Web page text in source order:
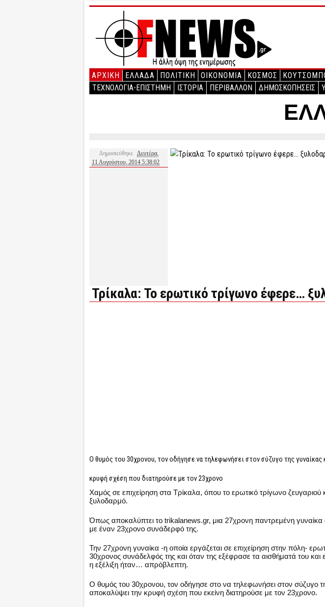
ΑΡΧΙΚΉ ΕΛΛΑΔΑ ΠΟΛΙΤΙΚΗ ΟΙΚΟΝΟΜΙΑ ΚΟΣΜΟΣ
ΤΕΧΝΟΛΟΓΙΑ-ΕΠΙΣΤΗΜΗ
ΙΣΤΟΡΙΑ ΠΕΡΙΒΑΛΛΟΝ ΔΗΜΟΣΚΟΠΗΣΕΙΣ
Δημοσιεύθηκε Δευτέρα,
11 Αυγούστου, 2014 5:38:02
Τρίκαλα: Το ερωτικό τρίγωνο έφερε…
Ο θυμός του 30χρονου, τον οδήγησε να τηλεφωνήσει στον σύζυγο της γυναίκας
κρυφή σχέση που διατηρούσε με τον 23χρονο
Χαμός σε επιχείρηση στα Τρίκαλα, όπου το ερωτικό τρίγωνο
ξυλοδαρμό.
Όπως αποκαλύπτει το trikalanews.gr, μια 27χρονη παντρεμένη
με έναν 23χρονο συνάδερφό της.
Την 27χρονη γυναίκα -η οποία εργάζεται σε επιχείρηση στην πόλη-
30χρονος συνάδελφός της και όταν της εξέφρασε τα αισθήματά του και
η εξέλιξη ήταν… απρόβλεπτη.
Ο θυμός του 30χρονου, τον οδήγησε στο να τηλεφωνήσει στον σύζυγο
αποκαλύψει την κρυφή σχέση που εκείνη διατηρούσε με τον 23χρονο.